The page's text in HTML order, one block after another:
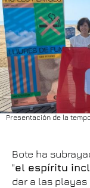
Presentación de la
Bote ha
"el espíritu
dar a las playas